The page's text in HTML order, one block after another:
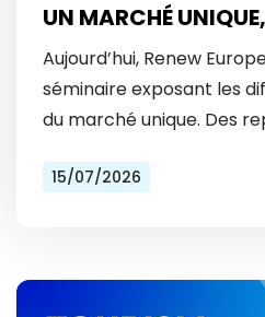
UN MARCHÉ
Aujourd’hui, Renew
séminaire exposant les
du marché unique. Des
auxquels ils font face tous
15/07/2026